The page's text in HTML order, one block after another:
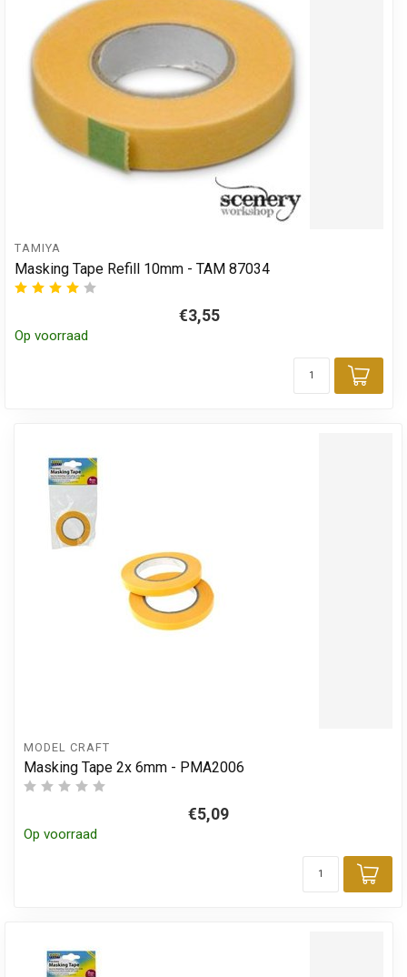
TAMIYA
Masking Tape Refill 10mm - TAM 87034
€3,55
Op voorraad
MODEL CRAFT
Masking Tape 2x 6mm - PMA2006
€5,09
Op voorraad